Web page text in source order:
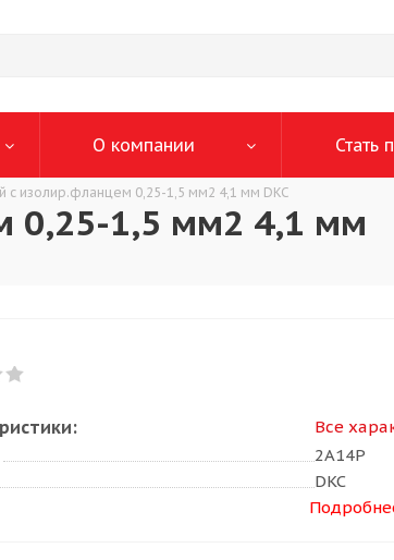
О компании Стать
с изолир.фланцем 0,25-1,5 мм2 4,1 мм DKC
0,25-1,5 мм2 4,1 мм
Все
2A14P
DKC